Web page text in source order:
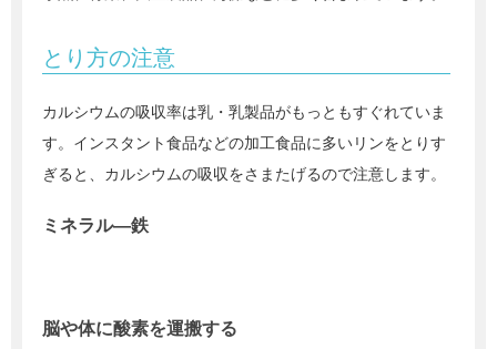
とり方の注意
カルシウムの吸収率は乳・乳製品がもっともすぐれていま
す。インスタント食品などの加工食品に多いリンをとりす
ぎると、カルシウムの吸収をさまたげるので注意します。
ミネラル―鉄
脳や体に酸素を運搬する